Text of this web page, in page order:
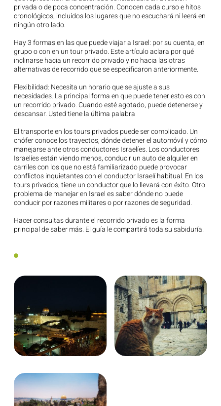
privada o de poca concentración. Conocen cada curso e hitos
cronológicos, incluidos los lugares que no escuchará ni leerá en
ningún otro lado.
Hay 3 formas en las que puede viajar a Israel: por su cuenta, en
grupo o con en un tour privado. Este artículo aclara por qué
inclinarse hacia un recorrido privado y no hacia las otras
alternativas de recorrido que se especificaron anteriormente.
Flexibilidad: Necesita un horario que se ajuste a sus
necesidades. La principal forma en que puede tener esto es con
un recorrido privado. Cuando esté agotado, puede detenerse y
descansar. Usted tiene la última palabra
El transporte en los tours privados puede ser complicado. Un
chófer conoce los trayectos, dónde detener el automóvil y cómo
manejarse ante otros conductores Israelíes. Los conductores
Israelíes están viendo menos, conducir un auto de alquiler en
carriles con los que no está familiarizado puede provocar
conflictos inquietantes con el conductor Israelí habitual. En los
tours privados, tiene un conductor que lo llevará con éxito. Otro
problema de manejar en Israel es saber dónde no puede
conducir por razones militares o por razones de seguridad.
Hacer consultas durante el recorrido privado es la forma
principal de saber más. El guía le compartirá toda su sabiduría.